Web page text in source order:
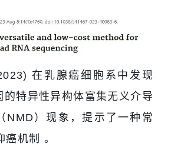
在乳腺癌细胞系中发现
的特异性异构体富集无义介导
NMD）现象，提示了一种常
癌机制 。